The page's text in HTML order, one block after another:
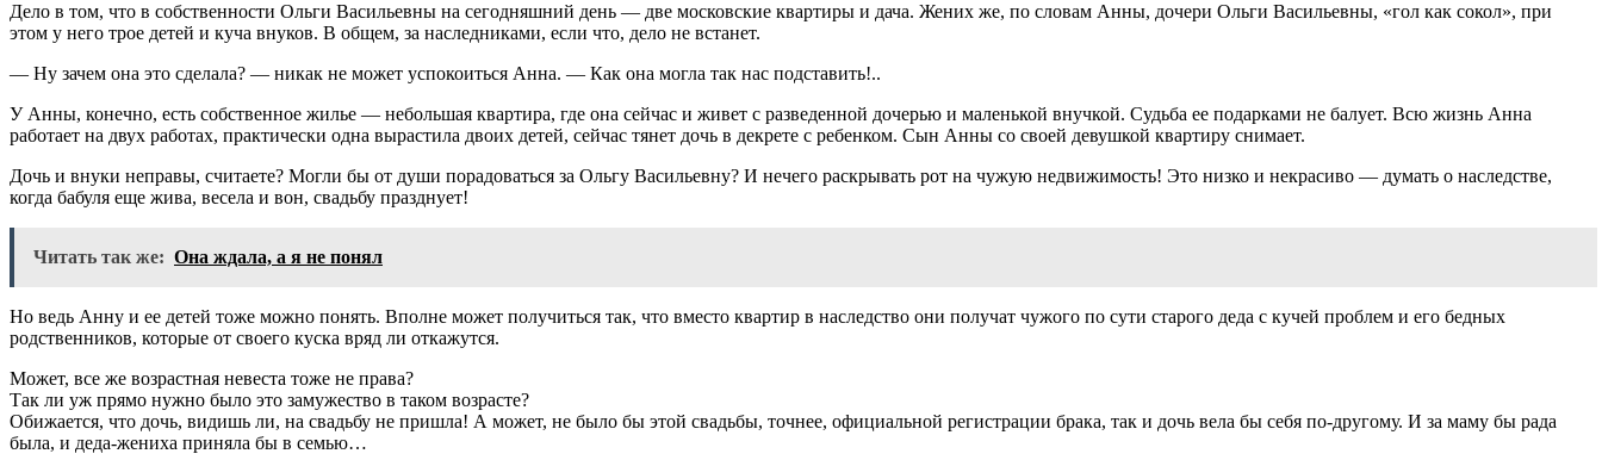
Дело в том, что в собственности Ольги Васильевны на сегодняшний день — две московские квартиры и дача. Жених же, по словам Анны, дочери Ольги Васильевны, «гол как сокол», при
этом у него трое детей и куча внуков. В общем, за наследниками, если что, дело не встанет.
— Ну зачем она это сделала? — никак не может успокоиться Анна. — Как она могла так нас подставить!..
У Анны, конечно, есть собственное жилье — небольшая квартира, где она сейчас и живет с разведенной дочерью и маленькой внучкой. Судьба ее подарками не балует. Всю жизнь Анна
работает на двух работах, практически одна вырастила двоих детей, сейчас тянет дочь в декрете с ребенком. Сын Анны со своей девушкой квартиру снимает.
Дочь и внуки неправы, считаете? Могли бы от души порадоваться за Ольгу Васильевну? И нечего раскрывать рот на чужую недвижимость! Это низко и некрасиво — думать о наследстве,
когда бабуля еще жива, весела и вон, свадьбу празднует!
Читать так же: Она ждала, а я не понял
Но ведь Анну и ее детей тоже можно понять. Вполне может получиться так, что вместо квартир в наследство они получат чужого по сути старого деда с кучей проблем и его бедных
родственников, которые от своего куска вряд ли откажутся.
Может, все же возрастная невеста тоже не права?
Так ли уж прямо нужно было это замужество в таком возрасте?
Обижается, что дочь, видишь ли, на свадьбу не пришла! А может, не было бы этой свадьбы, точнее, официальной регистрации брака, так и дочь вела бы себя по-другому. И за маму бы рада
была, и деда-жениха приняла бы в семью…